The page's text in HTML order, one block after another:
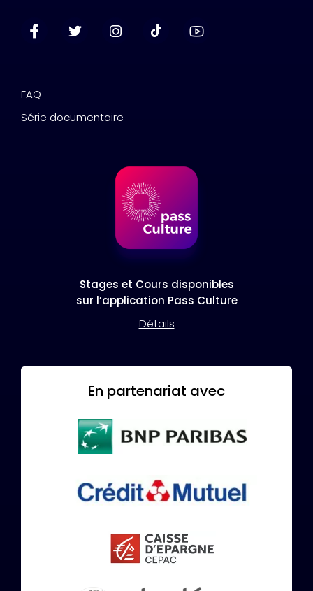
FAQ
Série documentaire
Stages et Cours disponibles
sur l’application Pass Culture
Détails
En partenariat avec